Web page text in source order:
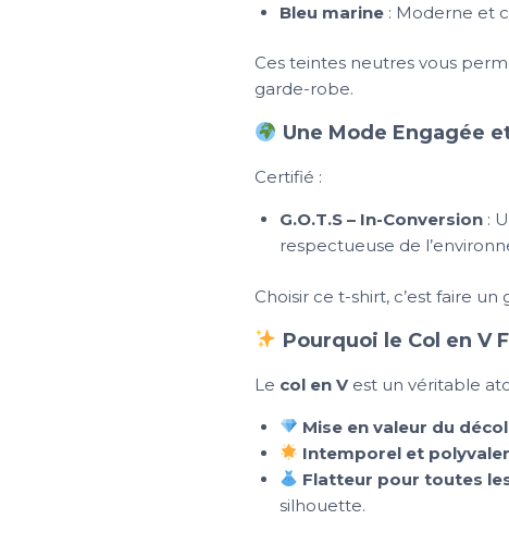
Bleu marine: Moderne et
Ces teintes neutres vous
garde-robe.
Une Mode Engagée
Certifié :
G.O.T.S – In-Conversion:
respectueuse de
Choisir ce t-shirt, c’est faire
Pourquoi le Col en V
Le col en V est un véritable
Mise en valeur du
Intemporel et
Flatteur pour toutes
silhouette.